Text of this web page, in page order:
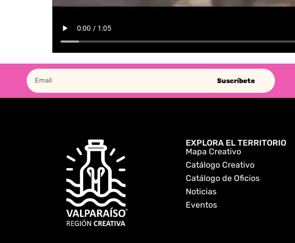
Suscríbete
EXPLORA EL TERRITORIO
Mapa Creativo
Catálogo Creativo
Catálogo de Oficios
Noticias
Eventos